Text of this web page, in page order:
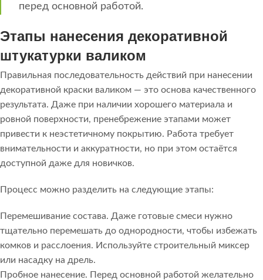
перед основной работой.
Этапы нанесения декоративной
штукатурки валиком
Правильная последовательность действий при нанесении
декоративной краски валиком — это основа качественного
результата. Даже при наличии хорошего материала и
ровной поверхности, пренебрежение этапами может
привести к неэстетичному покрытию. Работа требует
внимательности и аккуратности, но при этом остаётся
доступной даже для новичков.
Процесс можно разделить на следующие этапы:
Перемешивание состава. Даже готовые смеси нужно
тщательно перемешать до однородности, чтобы избежать
комков и расслоения. Используйте строительный миксер
или насадку на дрель.
Пробное нанесение. Перед основной работой желательно